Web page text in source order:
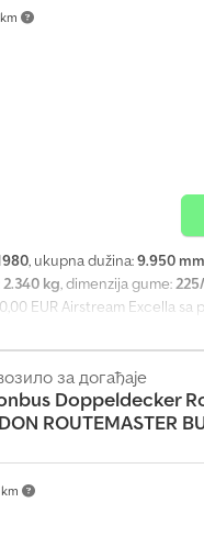
, ukupna dužina:9.950 mm
2.340 kg, dimenzija gume:
EUR Airstream Excella
konvertovan na evropske
t sa inercionom kočnicom.
m, visina: 2,90 m - 2
(veliki prirubak), duga
uključujući potpuno
230V spoljašnje napajanje
sa regulatorom pritiska
- Vodena pumpa –
2 pojedinačna kreveta i 1
PDV može biti iskazan.
за догађаје
Doppeldecker
ROUTEMASTER